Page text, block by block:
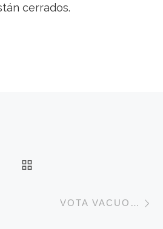
cerrados.
de entradas
VOTA VACUO…